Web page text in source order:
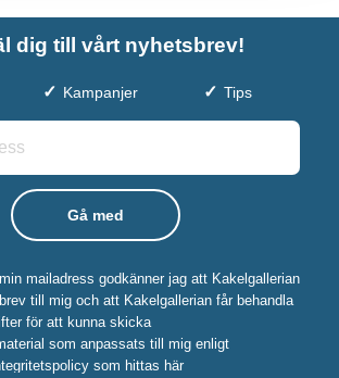
dig till vårt nyhetsbrev!
Kampanjer Tips
mailadress godkänner jag att Kakelgallerian
till mig och att Kakelgallerian får behandla
för att kunna skicka
som anpassats till mig enligt
som hittas här